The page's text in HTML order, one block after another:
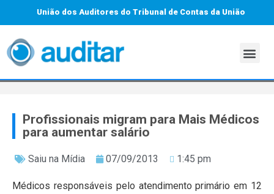
União dos Auditores do Tribunal de Contas da União
Profissionais migram para Mais Médicos
para aumentar salário
Saiu na Mídia 07/09/2013 1:45 pm
Médicos responsáveis pelo atendimento primário em 12